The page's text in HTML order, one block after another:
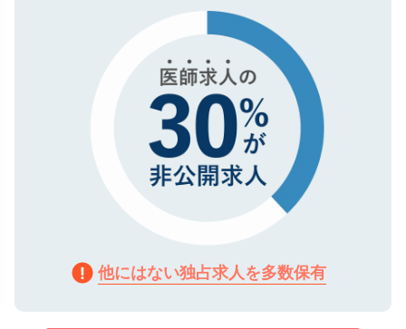
で、機密保持に関してもご安心ください。
他にはない独占求人を多数保有